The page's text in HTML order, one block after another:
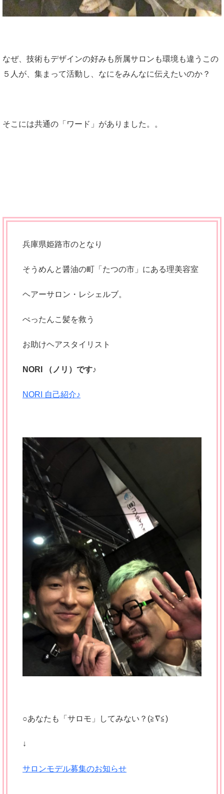
なぜ、技術もデザインの好みも所属サロンも環境も違うこの
５人が、集まって活動し、なにをみんなに伝えたいのか？
そこには共通の「ワード」がありました。。
兵庫県姫路市のとなり
そうめんと醤油の町「たつの市」にある理美容室
ヘアーサロン・レシェルブ。
ぺったんこ髪を救う
お助けヘアスタイリスト
NORI （ノリ）です♪
NORI 自己紹介♪
○あなたも「サロモ」してみない？(≧∇≦)
↓
サロンモデル募集のお知らせ